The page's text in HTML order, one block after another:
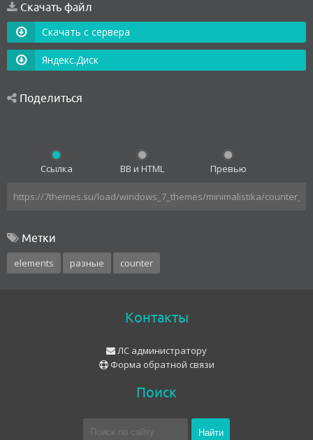
Скачать файл
Скачать с сервера
Яндекс.Диск
Поделиться
Ссылка BB и HTML Превью
Метки
elements разные counter
Контакты
ЛС администратору
Форма обратной связи
Поиск